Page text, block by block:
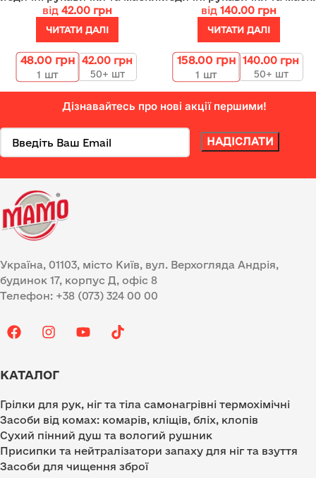
від 42.00 грн
ЧИТАТИ ДАЛІ
48.00 грн
1 шт
42.00 грн
50+ шт
від 140.00 грн
ЧИТАТИ ДАЛІ
158.00 грн
1 шт
140.00 грн
50+ шт
Дізнавайтесь про нові акції першими!
Україна, 01103, місто Київ, вул. Верхогляда Андрія,
будинок 17, корпус Д, офіс 8
Телефон: +38 (073) 324 00 00
КАТАЛОГ
Грілки для рук, ніг та тіла самонагрівні термохімічні
Засоби від комах: комарів, кліщів, бліх, клопів
Сухий пінний душ та вологий рушник
Присипки та нейтралізатори запаху для ніг та взуття
Засоби для чищення зброї